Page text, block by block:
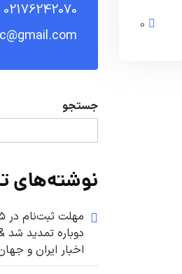
02176242070
جستجو
نوشته‌های
اخبار ایران و